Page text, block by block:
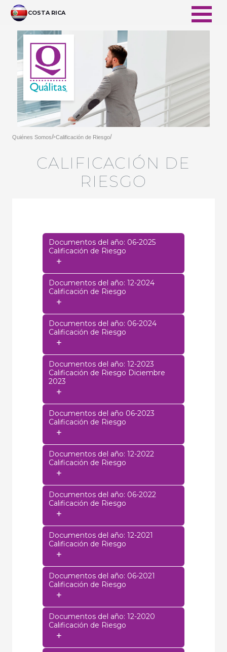
Pular para o Conteúdo principal
COSTA RICA
Quiénes Somos/>Calificación de Riesgo/
CALIFICACIÓN DE
RIESGO
Documentos del año: 06-2025
Calificación de Riesgo
+
Documentos del año: 12-2024
Calificación de Riesgo
+
Documentos del año: 06-2024
Calificación de Riesgo
+
Documentos del año: 12-2023
Calificación de Riesgo Diciembre
2023
+
Documentos del año 06-2023
Calificación de Riesgo
+
Documentos del año: 12-2022
Calificación de Riesgo
+
Documentos del año: 06-2022
Calificación de Riesgo
+
Documentos del año: 12-2021
Calificación de Riesgo
+
Documentos del año: 06-2021
Calificación de Riesgo
+
Documentos del año: 12-2020
Calificación de Riesgo
+